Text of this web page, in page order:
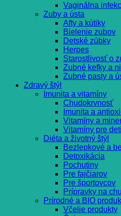
Vaginálna
Zuby a ústa
Afty a kútiky
Bielenie zubov
Detské zúbky
Herpes
Starostlivosť o
Zubné kefky a
Zubné pasty a
Zdravý štýl
Imunita a vitamíny
Chudokrvnosť
Imunita a
Vitamíny a
Vitamíny pre deti
Diéta a životný štýl
Bezlepkové a
Detoxikácia
Pochutiny
Pre fajčiarov
Pre športovcov
Prípravky na
Prírodné a BIO
Včelie produkty